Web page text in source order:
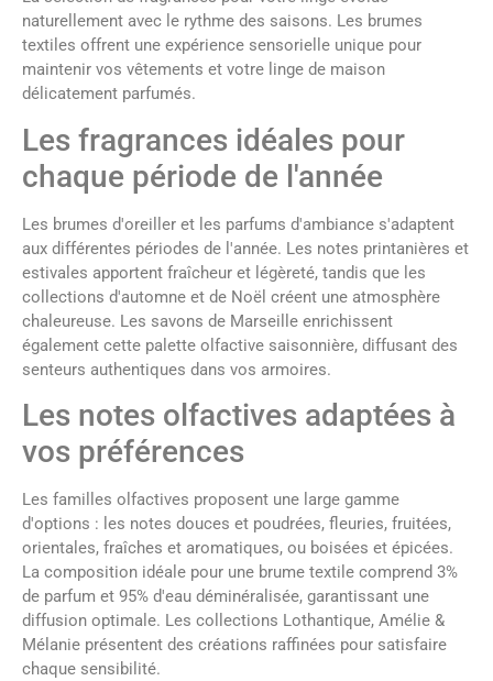
naturellement avec le rythme des saisons. Les brumes
textiles offrent une expérience sensorielle unique pour
maintenir vos vêtements et votre linge de maison
délicatement parfumés.
Les fragrances idéales pour
chaque période de l'année
Les brumes d'oreiller et les parfums d'ambiance s'adaptent
aux différentes périodes de l'année. Les notes printanières et
estivales apportent fraîcheur et légèreté, tandis que les
collections d'automne et de Noël créent une atmosphère
chaleureuse. Les savons de Marseille enrichissent
également cette palette olfactive saisonnière, diffusant des
senteurs authentiques dans vos armoires.
Les notes olfactives adaptées à
vos préférences
Les familles olfactives proposent une large gamme
d'options : les notes douces et poudrées, fleuries, fruitées,
orientales, fraîches et aromatiques, ou boisées et épicées.
La composition idéale pour une brume textile comprend 3%
de parfum et 95% d'eau déminéralisée, garantissant une
diffusion optimale. Les collections Lothantique, Amélie &
Mélanie présentent des créations raffinées pour satisfaire
chaque sensibilité.